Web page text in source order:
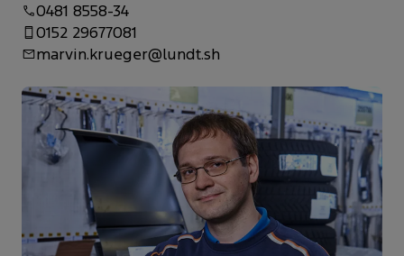
0481 8558-34
0152 29677081
marvin.krueger@lundt.sh